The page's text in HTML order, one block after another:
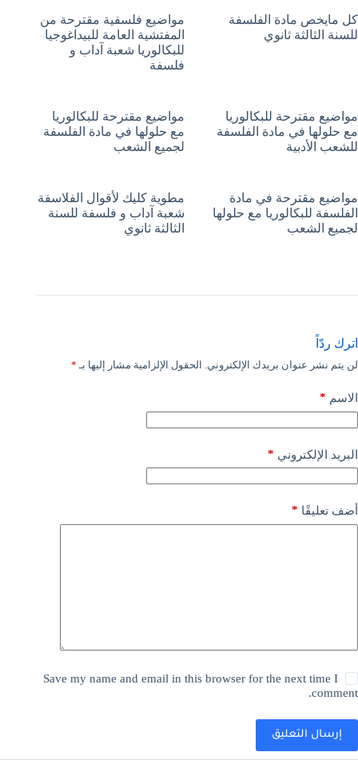
كل مايخص مادة الفلسفة
للسنة الثالثة ثانوي
مواضيع فلسفية مقترحة من
المفتشية العامة للبيداغوجيا
للبكالوريا شعبة آداب و
فلسفة
مواضيع مقترحة للبكالوريا
مع حلولها في مادة الفلسفة
للشعب الأدبية
مواضيع مقترحة للبكالوريا
مع حلولها في مادة الفلسفة
لجميع الشعب
مواضيع مقترحة في مادة
الفلسفة للبكالوريا مع حلولها
لجميع الشعب
مطوية كليك لأقوال الفلاسفة
شعبة آداب و فلسفة للسنة
الثالثة ثانوي
اترك ردّاً
لن يتم نشر عنوان بريدك الإلكتروني. الحقول الإلزامية مشار إليها بـ *
الاسم *
البريد الإلكتروني *
أضف تعليقًا *
Save my name and email in this browser for the next time I
comment.
إرسال التعليق